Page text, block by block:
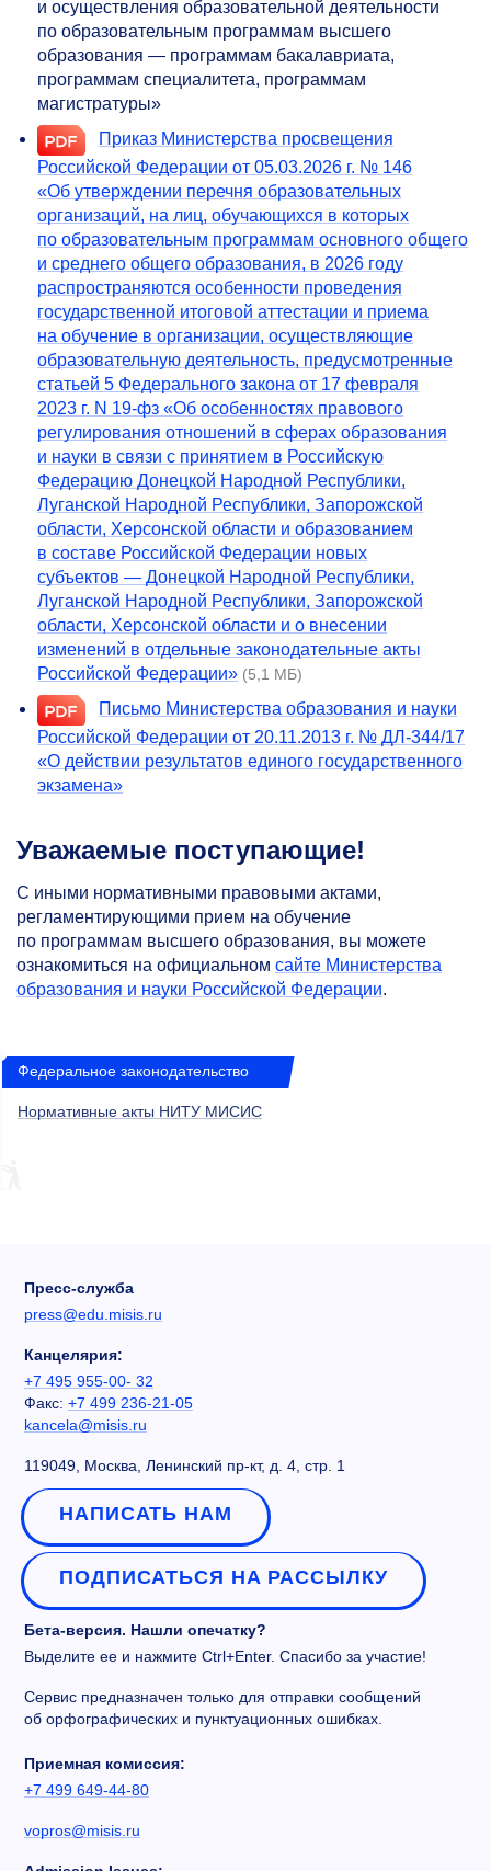
и осуществления образовательной деятельности
по образовательным программам высшего
образования — программам бакалавриата,
программам специалитета, программам
магистратуры»
Приказ Министерства просвещения
Российской Федерации от 05.03.2026 г. № 146
«Об утверждении перечня образовательных
организаций, на лиц, обучающихся в которых
по образовательным программам основного общего
и среднего общего образования, в 2026 году
распространяются особенности проведения
государственной итоговой аттестации и приема
на обучение в организации, осуществляющие
образовательную деятельность, предусмотренные
статьей 5 Федерального закона от 17 февраля
2023 г. N 19-фз «Об особенностях правового
регулирования отношений в сферах образования
и науки в связи с принятием в Российскую
Федерацию Донецкой Народной Республики,
Луганской Народной Республики, Запорожской
области, Херсонской области и образованием
в составе Российской Федерации новых
субъектов — Донецкой Народной Республики,
Луганской Народной Республики, Запорожской
области, Херсонской области и о внесении
изменений в отдельные законодательные акты
Российской Федерации» (5,1 МБ)
Письмо Министерства образования и науки
Российской Федерации от 20.11.2013 г. № ДЛ-344/17
«О действии результатов единого государственного
экзамена»
Уважаемые поступающие!
C иными нормативными правовыми актами,
регламентирующими прием на обучение
по программам высшего образования, вы можете
ознакомиться на официальном сайте Министерства
образования и науки Российской Федерации.
Федеральное законодательство
Нормативные акты НИТУ МИСИС
Пресс-служба
press@edu.misis.ru
Канцелярия:
+7 495 955-00- 32
Факс: +7 499 236-21-05
kancela@misis.ru
119049, Москва, Ленинский пр-кт, д. 4, стр. 1
НАПИСАТЬ НАМ
ПОДПИСАТЬСЯ НА РАССЫЛКУ
Бета-версия. Нашли опечатку?
Выделите ее и нажмите Ctrl+Enter. Спасибо за участие!
Сервис предназначен только для отправки сообщений
об орфографических и пунктуационных ошибках.
Приемная комиссия:
+7 499 649-44-80
vopros@misis.ru